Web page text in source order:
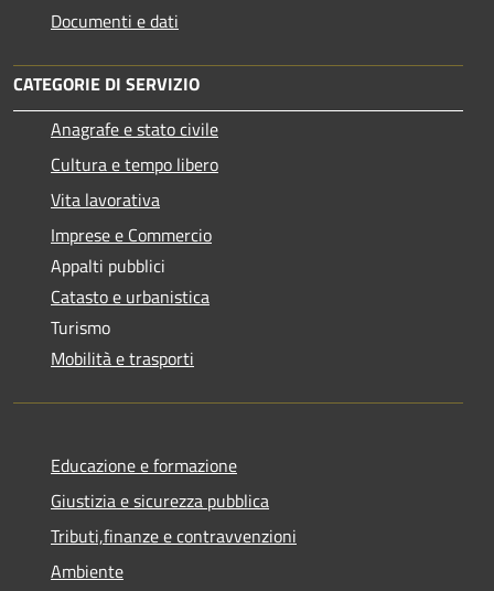
Documenti e dati
CATEGORIE DI SERVIZIO
Anagrafe e stato civile
Cultura e tempo libero
Vita lavorativa
Imprese e Commercio
Appalti pubblici
Catasto e urbanistica
Turismo
Mobilità e trasporti
Educazione e formazione
Giustizia e sicurezza pubblica
Tributi,finanze e contravvenzioni
Ambiente